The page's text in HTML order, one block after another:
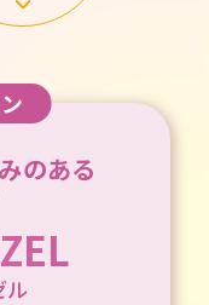
のある
ル